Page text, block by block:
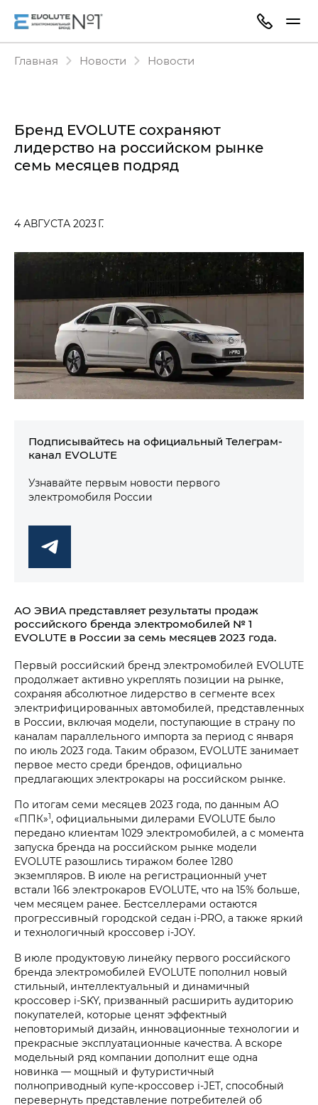
Главная Новости Новости
Бренд EVOLUTE сохраняют
лидерство на российском рынке
семь месяцев подряд
4 АВГУСТА 2023 Г.
Подписывайтесь на официальный Телеграм-
канал EVOLUTE
Узнавайте первым новости первого
электромобиля России
АО ЭВИА представляет результаты продаж
российского бренда электромобилей № 1
EVOLUTE в России за семь месяцев 2023 года.
Первый российский бренд электромобилей EVOLUTE
продолжает активно укреплять позиции на рынке,
сохраняя абсолютное лидерство в сегменте всех
электрифицированных автомобилей, представленных
в России, включая модели, поступающие в страну по
каналам параллельного импорта за период с января
по июль 2023 года. Таким образом, EVOLUTE занимает
первое место среди брендов, официально
предлагающих электрокары на российском рынке.
По итогам семи месяцев 2023 года, по данным АО
«ППК»1, официальными дилерами EVOLUTE было
передано клиентам 1029 электромобилей, а с момента
запуска бренда на российском рынке модели
EVOLUTE разошлись тиражом более 1280
экземпляров. В июле на регистрационный учет
встали 166 электрокаров EVOLUTE, что на 15% больше,
чем месяцем ранее. Бестселлерами остаются
прогрессивный городской седан i‑PRO, а также яркий
и технологичный кроссовер i‑JOY.
В июле продуктовую линейку первого российского
бренда электромобилей EVOLUTE пополнил новый
стильный, интеллектуальный и динамичный
кроссовер i‑SKY, призванный расширить аудиторию
покупателей, которые ценят эффектный
неповторимый дизайн, инновационные технологии и
прекрасные эксплуатационные качества. А вскоре
модельный ряд компании дополнит еще одна
новинка — мощный и футуристичный
полноприводный купе-кроссовер i‑JET, способный
перевернуть представление потребителей об